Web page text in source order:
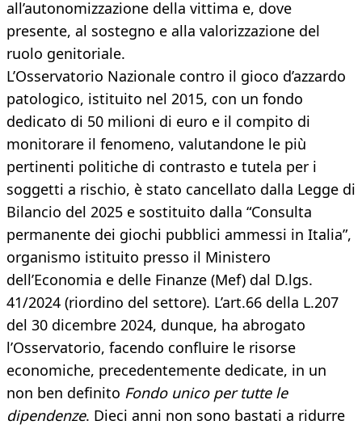
all’autonomizzazione della vittima e, dove
presente, al sostegno e alla valorizzazione del
ruolo genitoriale.
L’Osservatorio Nazionale contro il gioco d’azzardo
patologico, istituito nel 2015, con un fondo
dedicato di 50 milioni di euro e il compito di
monitorare il fenomeno, valutandone le più
pertinenti politiche di contrasto e tutela per i
soggetti a rischio, è stato cancellato dalla Legge di
Bilancio del 2025 e sostituito dalla “Consulta
permanente dei giochi pubblici ammessi in Italia”,
organismo istituito presso il Ministero
dell’Economia e delle Finanze (Mef) dal D.lgs.
41/2024 (riordino del settore). L’art.66 della L.207
del 30 dicembre 2024, dunque, ha abrogato
l’Osservatorio, facendo confluire le risorse
economiche, precedentemente dedicate, in un
non ben definito Fondo unico per tutte le
dipendenze. Dieci anni non sono bastati a ridurre